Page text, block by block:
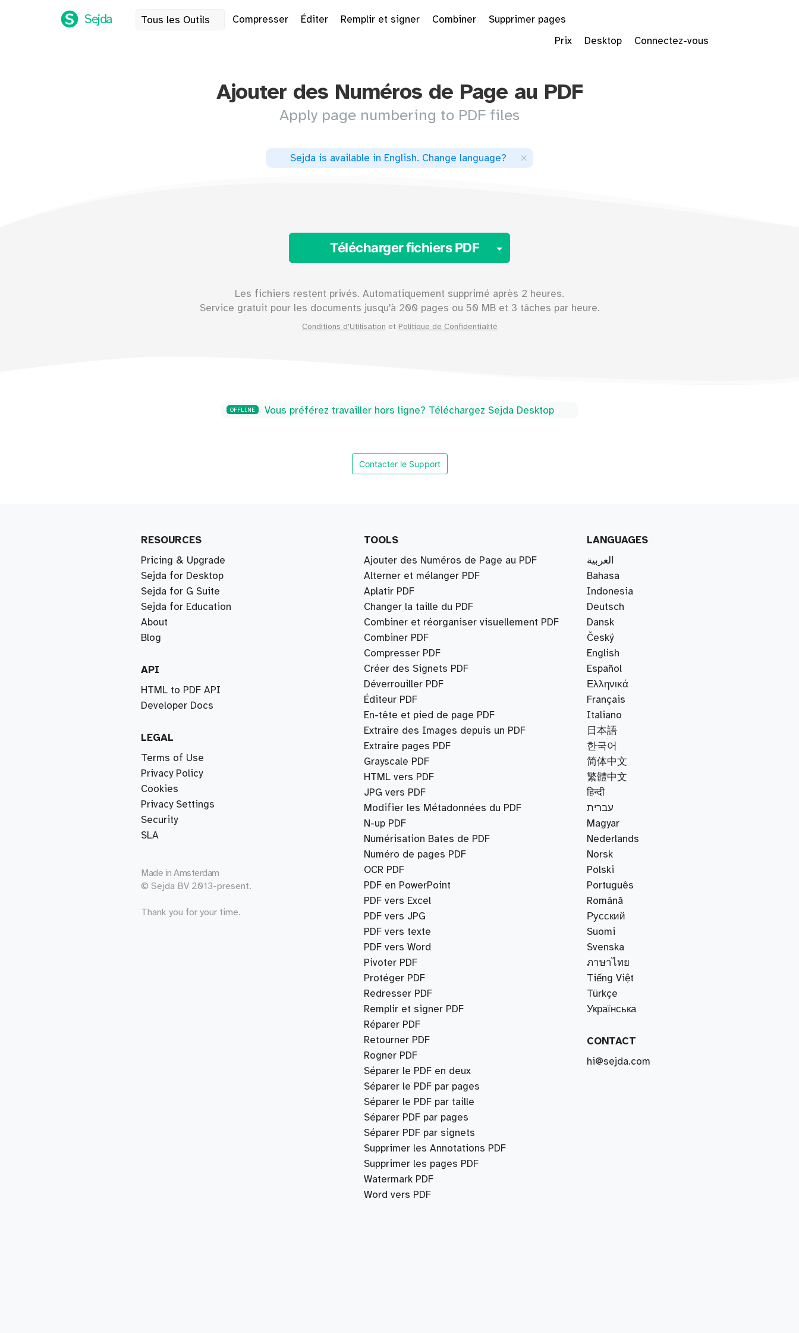
Sejda Tous les Outils Compresser Éditer Remplir et signer Combiner
Supprimer pages
Prix
Desktop Connectez-vous
Ajouter des Numéros de Page au PDF
Apply page numbering to PDF files
Sejda is available in English. Change language? ×
Télécharger fichiers PDF Toggle Dropdown
Les fichiers restent privés. Automatiquement supprimé après 2 heures.
Service gratuit pour les documents jusqu'à 200 pages ou 50 MB et 3 tâches par heure.
Conditions d'Utilisation et Politique de Confidentialité
OFFLINE Vous préférez travailler hors ligne? Téléchargez Sejda Desktop
Contacter le Support
RESOURCES
Pricing & Upgrade
Sejda for Desktop
Sejda for G Suite
Sejda for Education
About
Blog
API
HTML to PDF API
Developer Docs
LEGAL
Terms of Use
Privacy Policy
Cookies
Privacy Settings
Security
SLA
Made in Amsterdam
© Sejda BV 2013-present.
Thank you for your time.
TOOLS
Ajouter des Numéros de Page au PDF
Alterner et mélanger PDF
Aplatir PDF
Changer la taille du PDF
Combiner et réorganiser visuellement PDF
Combiner PDF
Compresser PDF
Créer des Signets PDF
Déverrouiller PDF
Éditeur PDF
En-tête et pied de page PDF
Extraire des Images depuis un PDF
Extraire pages PDF
Grayscale PDF
HTML vers PDF
JPG vers PDF
Modifier les Métadonnées du PDF
N-up PDF
Numérisation Bates de PDF
Numéro de pages PDF
OCR PDF
PDF en PowerPoint
PDF vers Excel
PDF vers JPG
PDF vers texte
PDF vers Word
Pivoter PDF
Protéger PDF
Redresser PDF
Remplir et signer PDF
Réparer PDF
Retourner PDF
Rogner PDF
Séparer le PDF en deux
Séparer le PDF par pages
Séparer le PDF par taille
Séparer PDF par pages
Séparer PDF par signets
Supprimer les Annotations PDF
Supprimer les pages PDF
Watermark PDF
Word vers PDF
LANGUAGES
العربية
Bahasa
Indonesia
Deutsch
Dansk
Český
English
Español
Ελληνικά
Français
Italiano
日本語
한국어
简体中文
繁體中文
हिन्दी
עברית
Magyar
Nederlands
Norsk
Polski
Português
Română
Русский
Suomi
Svenska
ภาษาไทย
Tiếng Việt
Türkçe
Українська
CONTACT
hi@sejda.com